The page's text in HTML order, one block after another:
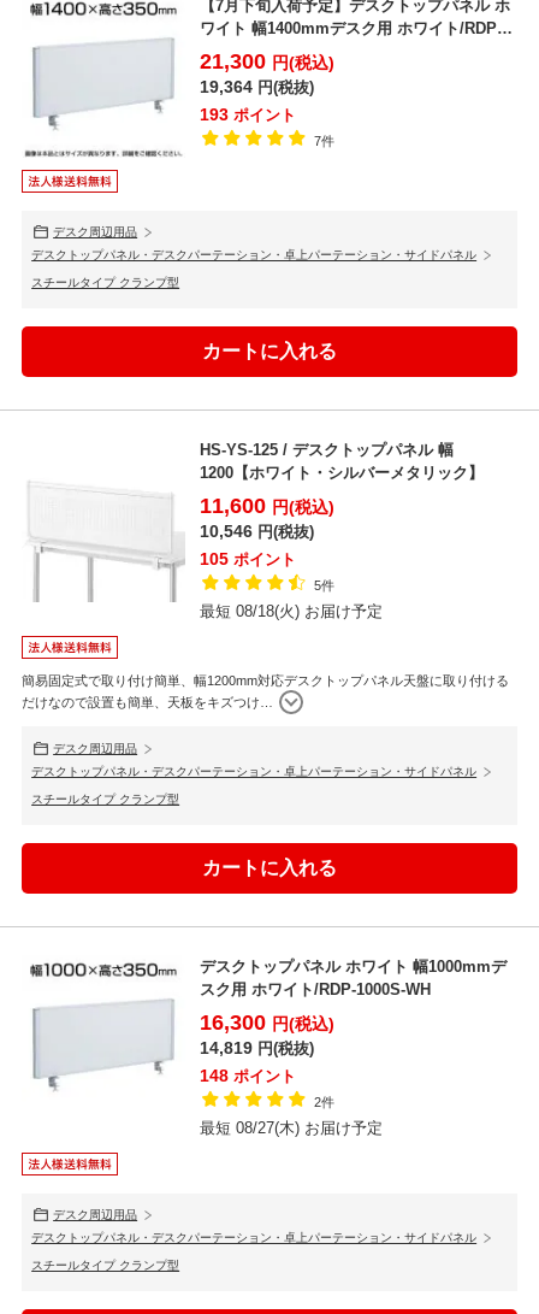
【7月下旬入荷予定】デスクトップパネル ホ
ワイト 幅1400mmデスク用 ホワイト/RDP-
1400...
21,300 円(税込)
19,364 円(税抜)
193 ポイント
7件
デスク周辺用品
デスクトップパネル・デスクパーテーション・卓上パーテーション・サイドパネル
スチールタイプ クランプ型
HS-YS-125 / デスクトップパネル 幅
1200【ホワイト・シルバーメタリック】
11,600 円(税込)
10,546 円(税抜)
105 ポイント
5件
最短 08/18(火) お届け予定
簡易固定式で取り付け簡単、幅1200mm対応デスクトップパネル天盤に取り付ける
だけなので設置も簡単、天板をキズつけ
デスク周辺用品
デスクトップパネル・デスクパーテーション・卓上パーテーション・サイドパネル
スチールタイプ クランプ型
デスクトップパネル ホワイト 幅1000mmデ
スク用 ホワイト/RDP-1000S-WH
16,300 円(税込)
14,819 円(税抜)
148 ポイント
2件
最短 08/27(木) お届け予定
デスク周辺用品
デスクトップパネル・デスクパーテーション・卓上パーテーション・サイドパネル
スチールタイプ クランプ型